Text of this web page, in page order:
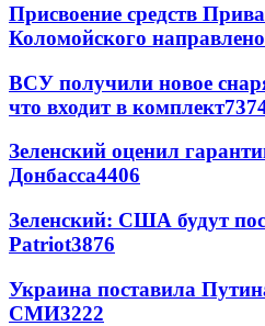
Присвоение средств
Коломойского направлено
ВСУ получили новое
что входит в комплект
Зеленский оценил
Донбасса4406
Зеленский: США будут
Patriot3876
Украина поставила
СМИ3222